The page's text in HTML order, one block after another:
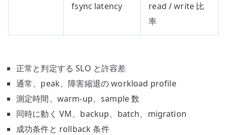
fsync latency
read / write 比
率
正常と判定する SLO と許容差
通常、peak、障害縮退の workload profile
測定時間、warm-up、sample 数
同時に動く VM、backup、batch、migration
成功条件と rollback 条件